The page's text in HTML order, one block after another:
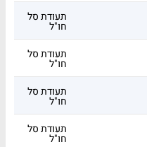
תעודת סל
חו"ל
תעודת סל
חו"ל
תעודת סל
חו"ל
תעודת סל
חו"ל